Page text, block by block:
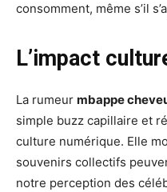
consomment, même s’il
L’impact
La rumeur mbappe
simple buzz capillaire et
culture numérique. Elle
souvenirs collectifs
notre perception des